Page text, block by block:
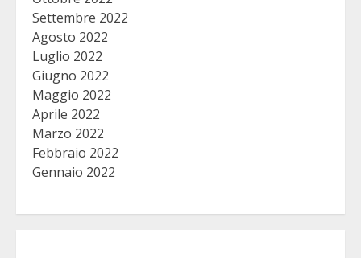
Settembre 2022
Agosto 2022
Luglio 2022
Giugno 2022
Maggio 2022
Aprile 2022
Marzo 2022
Febbraio 2022
Gennaio 2022